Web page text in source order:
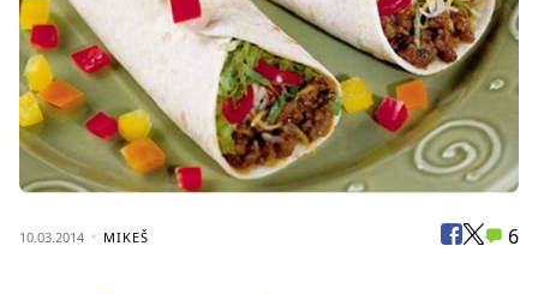
10.03.2014 MIKEŠ 6